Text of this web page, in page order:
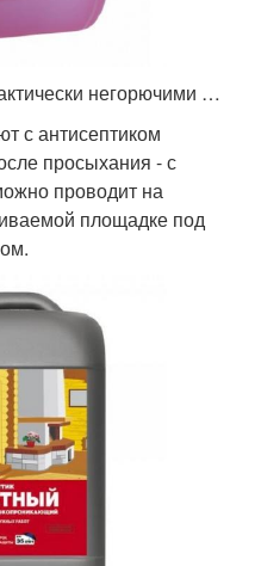
негорючими …
с антисептиком
просыхания - с
проводит на
площадке под